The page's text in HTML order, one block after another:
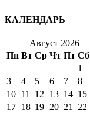
КАЛЕНДАРЬ
Август 2026
Пн Вт Ср Чт Пт Сб
1
3
4 5 6 7 8
10 11 12 13 14 15
17 18 19 20 21 22